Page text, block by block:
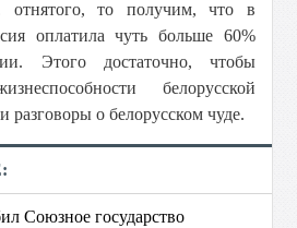
отнятого, то получим, что в
оплатила чуть больше 60%
Этого достаточно, чтобы
белорусской
разговоры о белорусском чуде.
Союзное государство